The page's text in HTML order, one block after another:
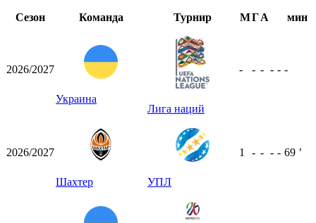
Сезон
Команда Турнир МГА мин
2026/2027
Украина
Лига наций
- - - - - -
2026/2027
Шахтер УПЛ
1 - - - - 69 ʼ